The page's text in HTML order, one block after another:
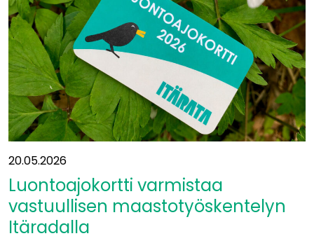
20.05.2026
Luontoajokortti varmistaa
vastuullisen maastotyöskentelyn
Itäradalla